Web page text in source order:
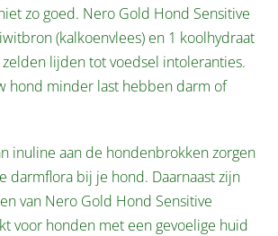
zo goed. Nero Gold Hond Sensitive
(kalkoenvlees) en 1 koolhydraat
lijden tot voedsel intoleranties.
hond minder last hebben darm of
inuline aan de hondenbrokken zorgen
darmflora bij je hond. Daarnaast zijn
van Nero Gold Hond Sensitive
voor honden met een gevoelige huid